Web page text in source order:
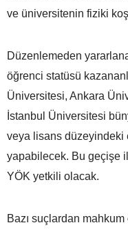
ve üniversitenin fiziki
Düzenlemeden
öğrenci statüsü
Üniversitesi, Ankara
İstanbul Üniversitesi
veya lisans düzeyindeki
yapabilecek. Bu geçişe
YÖK yetkili olacak.
Bazı suçlardan mahkum